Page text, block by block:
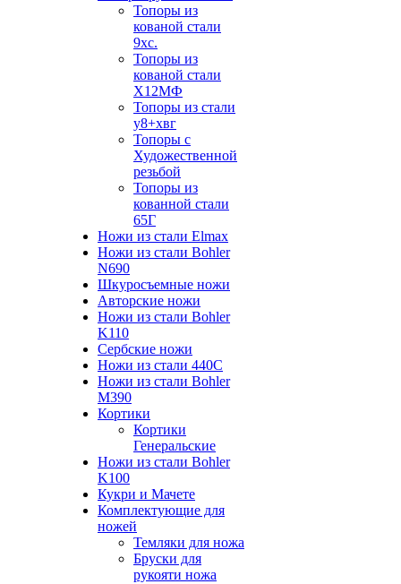
Топоры из
кованой стали
9хс.
Топоры из
кованой стали
Х12МФ
Топоры из стали
у8+хвг
Топоры с
Художественной
резьбой
Топоры из
кованной стали
65Г
Ножи из стали Elmax
Ножи из стали Bohler
N690
Шкуросъемные ножи
Авторские ножи
Ножи из стали Bohler
K110
Сербские ножи
Ножи из стали 440С
Ножи из стали Bohler
M390
Кортики
Кортики
Генеральские
Ножи из стали Bohler
K100
Кукри и Мачете
Комплектующие для
ножей
Темляки для ножа
Бруски для
рукояти ножа